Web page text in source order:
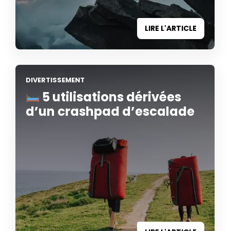
LIRE L'ARTICLE
DIVERTISSEMENT
5 utilisations dérivées
d’un crashpad d’escalade